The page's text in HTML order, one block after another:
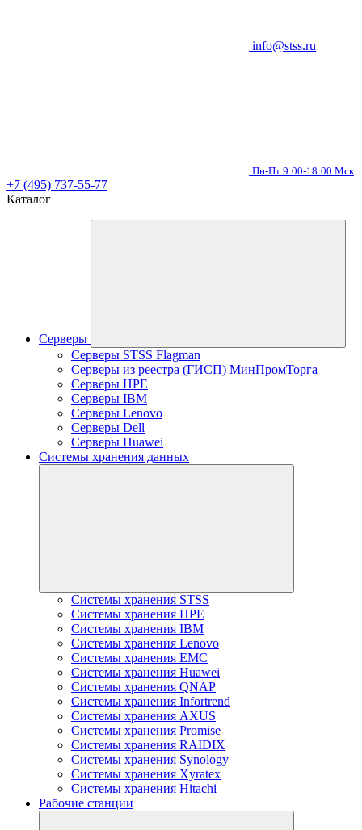
info@stss.ru
Пн-Пт 9:00-18:00 Мск
+7 (495) 737-55-77
Каталог
Серверы
Серверы STSS Flagman
Серверы из реестра (ГИСП) МинПромТорга
Серверы HPE
Серверы IBM
Серверы Lenovo
Серверы Dell
Серверы Huawei
Системы хранения данных
Системы хранения STSS
Системы хранения HPE
Системы хранения IBM
Системы хранения Lenovo
Системы хранения EMC
Системы хранения Huawei
Системы хранения QNAP
Системы хранения Infortrend
Системы хранения AXUS
Системы хранения Promise
Системы хранения RAIDIX
Системы хранения Synology
Системы хранения Xyratex
Системы хранения Hitachi
Рабочие станции